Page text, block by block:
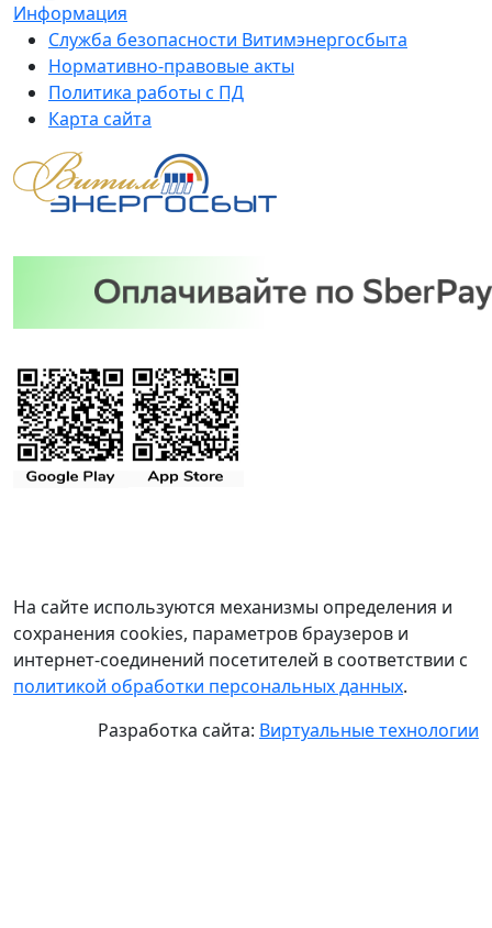
Информация
Служба безопасности Витимэнергосбыта
Нормативно-правовые акты
Политика работы с ПД
Карта сайта
На сайте используются механизмы определения и
сохранения cookies, параметров браузеров и
интернет-соединений посетителей в соответствии с
политикой обработки персональных данных.
Разработка сайта: Виртуальные технологии